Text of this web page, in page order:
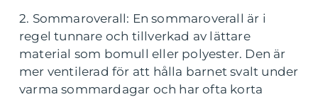
2. Sommaroverall: En sommaroverall är i
regel tunnare och tillverkad av lättare
material som bomull eller polyester. Den är
mer ventilerad för att hålla barnet svalt under
varma sommardagar och har ofta korta